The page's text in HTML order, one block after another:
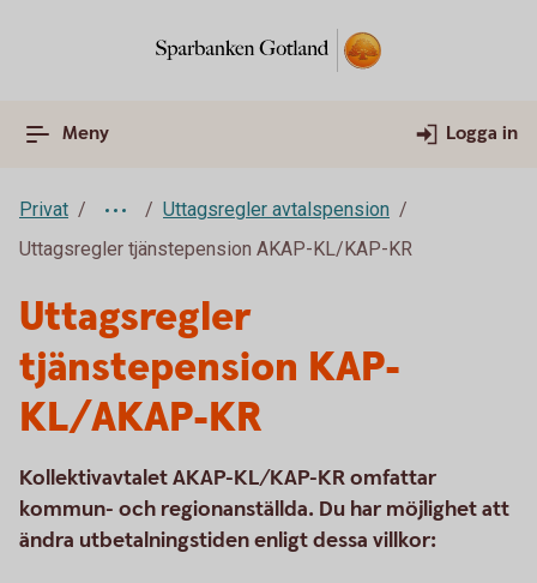
Meny Logga in
Privat
Uttagsregler avtalspension
Uttagsregler tjänstepension AKAP-KL/KAP-KR
Uttagsregler
tjänstepension KAP-
KL/AKAP-KR
Kollektivavtalet AKAP-KL/KAP-KR omfattar
kommun- och regionanställda. Du har möjlighet att
ändra utbetalningstiden enligt dessa villkor: